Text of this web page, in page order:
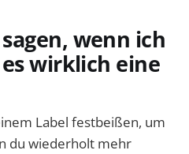
wenn ich
wirklich eine
Label festbeißen, um
du wiederholt mehr